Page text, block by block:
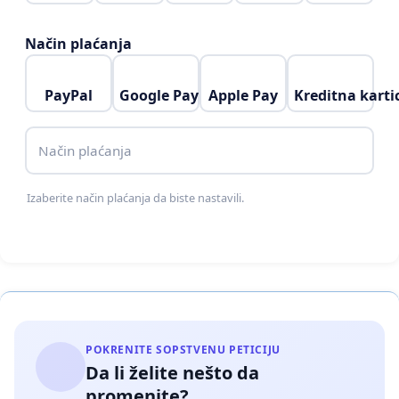
planova seča su se potpuno stavili u funkciju tih
interesa, zanemarujući činjenicu da su šume
Fruške gore, šume zaštićenog područje prirode, a
Vojvodina ima samo 6,5% šuma i to zajedno sa
Fruškom gorom (Srbija 28%, Evropa oko 40%),a
zacrtana pokrajinska strategija o povećanju
sprovodi, pa samim tim enormne planske seče koje
TRAŽIMO:
• Hitno zaustavljanje enormne planske seče
Način plaćanja
PayPal Google Pay Apple Pay Kreditna
Način plaćanja
Izaberite način plaćanja da biste nastavili.
POKRENITE SOPSTVENU PETICIJU
Da li želite nešto da